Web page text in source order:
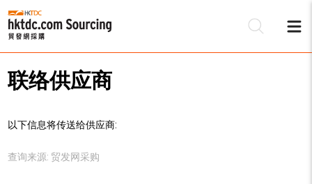
联络供应商
以下信息将传送给供应商:
查询来源: 贸发网采购